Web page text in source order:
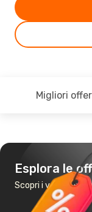
Migliori
Esplora le
Scopri i voli più